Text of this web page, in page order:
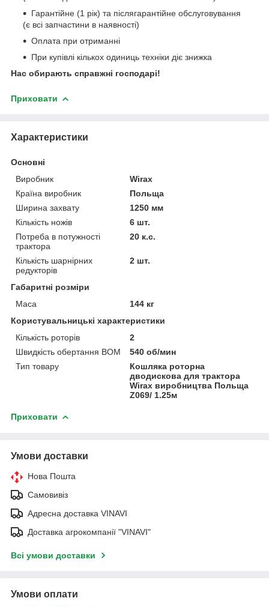
Гарантійне (1 рік) та післягарантійне обслуговування
(є всі запчастини в наявності)
Оплата при отриманні
При купівлі кількох одиниць техніки діє знижка
Нас обирають справжні господарі!
Приховати
Характеристики
Основні
Виробник
Wirax
Країна виробник
Польща
Ширина захвату
1250 мм
Кількість ножів
6 шт.
Потреба в потужності
трактора
20 к.с.
Кількість шарнірних
редукторів
2 шт.
Габаритні розміри
Маса
144 кг
Користувальницькі характеристики
Кількість роторів
2
Швидкість обертання ВОМ
540 об/мин
Тип товару
Кошляка роторна
дводискова для трактора
Wirax виробництва Польща
Z069/ 1.25м
Приховати
Умови доставки
Нова Пошта
Самовивіз
Адресна доставка VINAVI
Доставка агрокомпанії "VINAVI"
Всі умови доставки
Умови оплати